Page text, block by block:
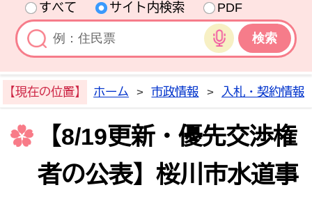
すべて
サイト内検索
PDF
音声検索
【現在の位置】 ホーム > 市政情報 > 入札・契約情報
【8/19更新・優先交渉権
者の公表】桜川市水道事